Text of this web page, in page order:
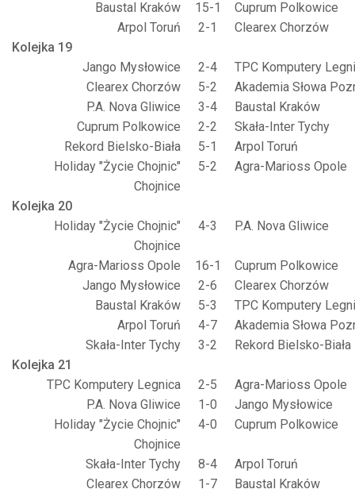
Baustal Kraków
15-1
Cuprum Polkowice
Arpol Toruń
2-1
Clearex Chorzów
Kolejka 19
Jango Mysłowice
2-4
TPC Komputery
Clearex Chorzów
5-2
Akademia Słowa
P.A. Nova Gliwice
3-4
Baustal Kraków
Cuprum Polkowice
2-2
Skała-Inter Tychy
Rekord Bielsko-Biała
5-1
Arpol Toruń
Holiday "Życie Chojnic"
Chojnice
5-2 Agra-Marioss Opole
Kolejka 20
Holiday "Życie Chojnic"
Chojnice
4-3 P.A. Nova Gliwice
Agra-Marioss Opole 16-1
Cuprum Polkowice
Jango Mysłowice
2-6
Clearex Chorzów
Baustal Kraków
5-3
TPC Komputery
Arpol Toruń
4-7
Akademia Słowa
Skała-Inter Tychy
3-2
Rekord Bielsko-Biała
Kolejka 21
TPC Komputery Legnica
2-5
Agra-Marioss Opole
P.A. Nova Gliwice
1-0
Jango Mysłowice
Holiday "Życie Chojnic"
Chojnice
4-0 Cuprum Polkowice
Skała-Inter Tychy 8-4
Arpol Toruń
Clearex Chorzów
1-7
Baustal Kraków